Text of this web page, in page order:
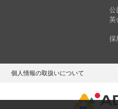
公
英
採
個人情報の取扱いについて